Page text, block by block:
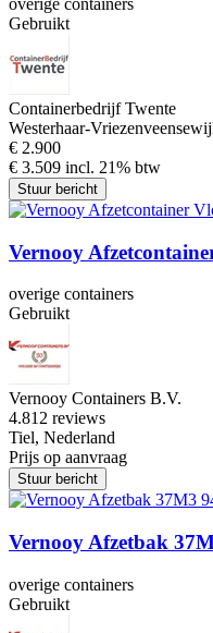
overige containers
Gebruikt
Containerbedrijf Twente
Westerhaar-
€ 2.900
€ 3.509 incl. 21% btw
Stuur bericht
Vernooy
overige containers
Gebruikt
Vernooy Containers B.V.
4.812 reviews
Tiel, Nederland
Prijs op aanvraag
Stuur bericht
Vernooy Afzetbak
overige containers
Gebruikt